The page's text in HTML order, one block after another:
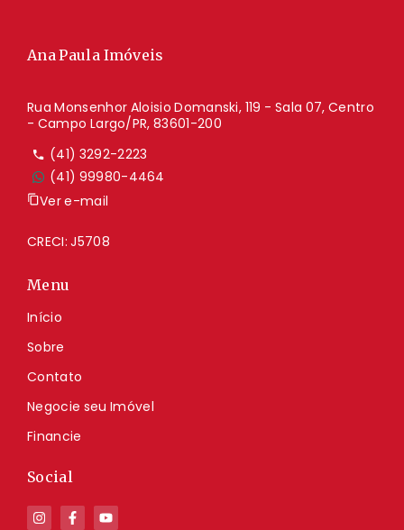
Ana Paula Imóveis
Rua Monsenhor Aloisio Domanski, 119 - Sala 07, Centro
- Campo Largo/PR, 83601-200
(41) 3292-2223
(41) 99980-4464
Ver e-mail
CRECI: J5708
Menu
Início
Sobre
Contato
Negocie seu Imóvel
Financie
Social